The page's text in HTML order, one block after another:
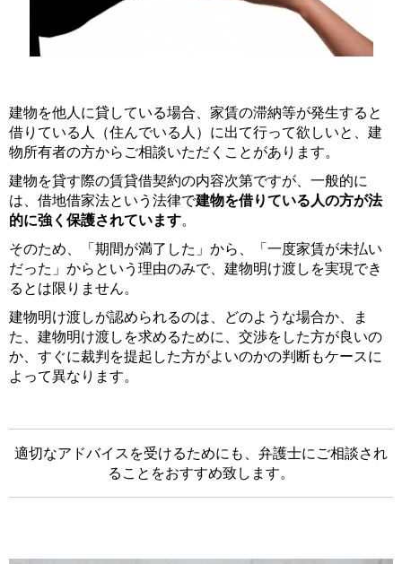
建物を他人に貸している場合、家賃の滞納等が発生すると
借りている人（住んでいる人）に出て行って欲しいと、建
物所有者の方からご相談いただくことがあります。
建物を貸す際の賃貸借契約の内容次第ですが、一般的に
は、借地借家法という法律で建物を借りている人の方が法
的に強く保護されています。
そのため、「期間が満了した」から、「一度家賃が未払い
だった」からという理由のみで、建物明け渡しを実現でき
るとは限りません。
建物明け渡しが認められるのは、どのような場合か、ま
た、建物明け渡しを求めるために、交渉をした方が良いの
か、すぐに裁判を提起した方がよいのかの判断もケースに
よって異なります。
適切なアドバイスを受けるためにも、弁護士にご相談され
ることをおすすめ致します。